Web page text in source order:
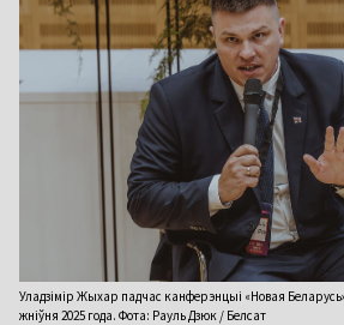
Уладзімір Жыхар падчас канферэнцыі «Новая
жніўня 2025 года. Фота: Рауль Дзюк / Белсат